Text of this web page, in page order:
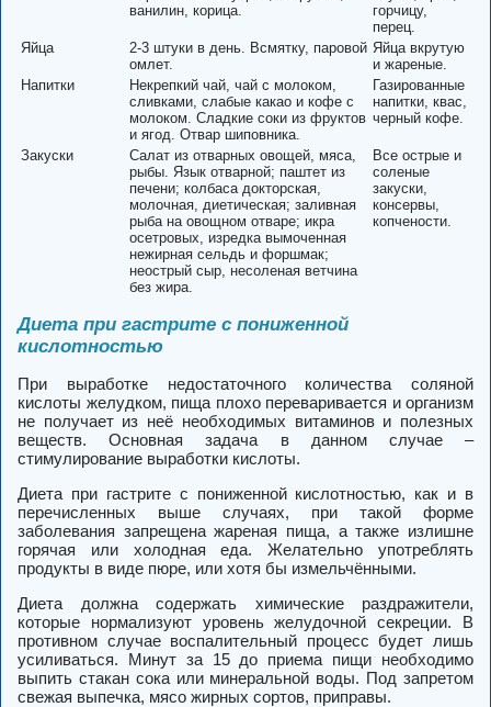
ванилин, корица.
горчицу,
перец.
Яйца
2-3 штуки в день. Всмятку, паровой
омлет.
Яйца вкрутую
и жареные.
Напитки
Некрепкий чай, чай с молоком,
сливками, слабые какао и кофе с
молоком. Сладкие соки из фруктов
и ягод. Отвар шиповника.
Газированные
напитки, квас,
черный кофе.
Закуски
Салат из отварных овощей, мяса,
рыбы. Язык отварной; паштет из
печени; колбаса докторская,
молочная, диетическая; заливная
рыба на овощном отваре; икра
осетровых, изредка вымоченная
нежирная сельдь и форшмак;
неострый сыр, несоленая ветчина
без жира.
Все острые и
соленые
закуски,
консервы,
копчености.
Диета при гастрите с пониженной
кислотностью
При выработке недостаточного количества соляной
кислоты желудком, пища плохо переваривается и организм
не получает из неё необходимых витаминов и полезных
веществ. Основная задача в данном случае –
стимулирование выработки кислоты.
Диета при гастрите с пониженной кислотностью, как и в
перечисленных выше случаях, при такой форме
заболевания запрещена жареная пища, а также излишне
горячая или холодная еда. Желательно употреблять
продукты в виде пюре, или хотя бы измельчёнными.
Диета должна содержать химические раздражители,
которые нормализуют уровень желудочной секреции. В
противном случае воспалительный процесс будет лишь
усиливаться. Минут за 15 до приема пищи необходимо
выпить стакан сока или минеральной воды. Под запретом
свежая выпечка, мясо жирных сортов, приправы.